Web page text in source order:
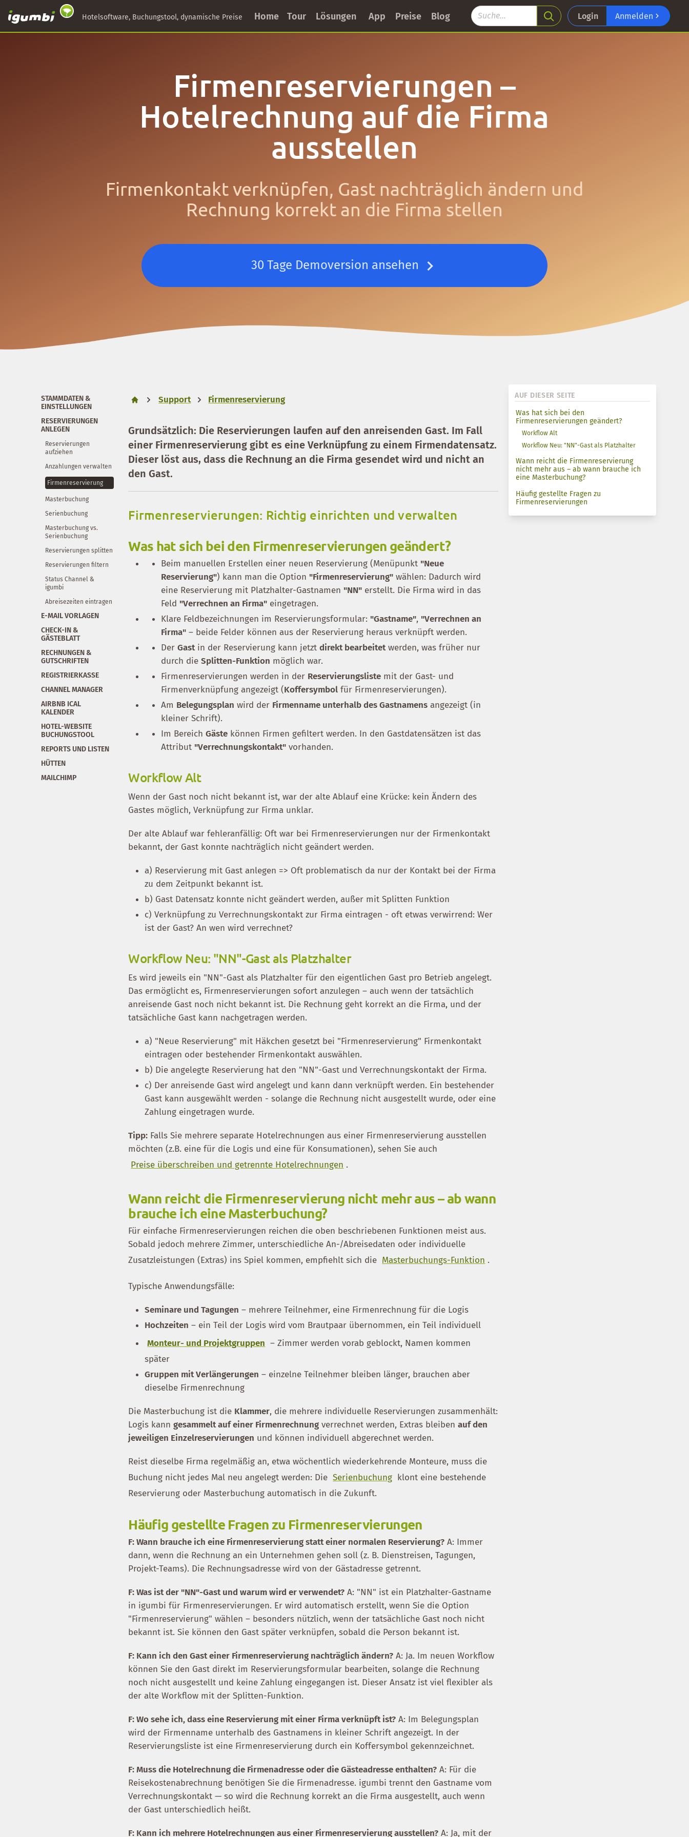
Hotelsoftware, Buchungstool, dynamische Preise Home Tour Lösungen App Preise Blog Login Anmelden
Firmenreservierungen –
Hotelrechnung auf die Firma
ausstellen
Firmenkontakt verknüpfen, Gast nachträglich ändern und
Rechnung korrekt an die Firma stellen
30 Tage Demoversion ansehen
AUF DIESER SEITE
Was hat sich bei den
Firmenreservierungen geändert?
Workflow Alt
Workflow Neu: "NN"-Gast als Platzhalter
Wann reicht die Firmenreservierung
nicht mehr aus – ab wann brauche ich
eine Masterbuchung?
Häufig gestellte Fragen zu
Firmenreservierungen
STAMMDATEN &
EINSTELLUNGEN
RESERVIERUNGEN
ANLEGEN
Reservierungen
aufziehen
Anzahlungen verwalten
Firmenreservierung
Masterbuchung
Serienbuchung
Masterbuchung vs.
Serienbuchung
Reservierungen splitten
Reservierungen filtern
Status Channel &
igumbi
Abreisezeiten eintragen
E-MAIL VORLAGEN
CHECK-IN &
GÄSTEBLATT
RECHNUNGEN &
GUTSCHRIFTEN
REGISTRIERKASSE
CHANNEL MANAGER
AIRBNB ICAL
KALENDER
HOTEL-WEBSITE
BUCHUNGSTOOL
REPORTS UND LISTEN
HÜTTEN
MAILCHIMP
Support Firmenreservierung
Grundsätzlich: Die Reservierungen laufen auf den anreisenden Gast. Im Fall
einer Firmenreservierung gibt es eine Verknüpfung zu einem Firmendatensatz.
Dieser löst aus, dass die Rechnung an die Firma gesendet wird und nicht an
den Gast.
Firmenreservierungen: Richtig einrichten und verwalten
Was hat sich bei den Firmenreservierungen geändert?
Beim manuellen Erstellen einer neuen Reservierung (Menüpunkt "Neue
Reservierung") kann man die Option "Firmenreservierung" wählen: Dadurch wird
eine Reservierung mit Platzhalter-Gastnamen "NN" erstellt. Die Firma wird in das
Feld "Verrechnen an Firma" eingetragen.
Klare Feldbezeichnungen im Reservierungsformular: "Gastname", "Verrechnen an
Firma" – beide Felder können aus der Reservierung heraus verknüpft werden.
DerGastin der Reservierung kann jetztdirekt bearbeitetwerden, was früher nur
durch dieSplitten-Funktion möglich war.
Firmenreservierungen werden in der Reservierungsliste mit der Gast- und
Firmenverknüpfung angezeigt (Koffersymbol für Firmenreservierungen).
Am Belegungsplan wird der Firmenname unterhalb des Gastnamens angezeigt (in
kleiner Schrift).
Im BereichGäste können Firmen gefiltert werden. In den Gastdatensätzen ist das
Attribut "Verrechnungskontakt" vorhanden.
Workflow Alt
Wenn der Gast noch nicht bekannt ist, war der alte Ablauf eine Krücke: kein Ändern des
Gastes möglich, Verknüpfung zur Firma unklar.
Der alte Ablauf war fehleranfällig: Oft war bei Firmenreservierungen nur der Firmenkontakt
bekannt, der Gast konnte nachträglich nicht geändert werden.
a) Reservierung mit Gast anlegen => Oft problematisch da nur der Kontakt bei der Firma
zu dem Zeitpunkt bekannt ist.
b) Gast Datensatz konnte nicht geändert werden, außer mit Splitten Funktion
c) Verknüpfung zu Verrechnungskontakt zur Firma eintragen - oft etwas verwirrend: Wer
ist der Gast? An wen wird verrechnet?
Workflow Neu: "NN"-Gast als Platzhalter
Es wird jeweils ein "NN"-Gast als Platzhalter für den eigentlichen Gast pro Betrieb angelegt.
Das ermöglicht es, Firmenreservierungen sofort anzulegen – auch wenn der tatsächlich
anreisende Gast noch nicht bekannt ist. Die Rechnung geht korrekt an die Firma, und der
tatsächliche Gast kann nachgetragen werden.
a) "Neue Reservierung" mit Häkchen gesetzt bei "Firmenreservierung" Firmenkontakt
eintragen oder bestehender Firmenkontakt auswählen.
b) Die angelegte Reservierung hat den "NN"-Gast und Verrechnungskontakt der Firma.
c) Der anreisende Gast wird angelegt und kann dann verknüpft werden. Ein bestehender
Gast kann ausgewählt werden - solange die Rechnung nicht ausgestellt wurde, oder eine
Zahlung eingetragen wurde.
Tipp: Falls Sie mehrere separate Hotelrechnungen aus einer Firmenreservierung ausstellen
möchten (z.B. eine für die Logis und eine für Konsumationen), sehen Sie auch
Preise überschreiben und getrennte Hotelrechnungen .
Wann reicht die Firmenreservierung nicht mehr aus – ab wann
brauche ich eine Masterbuchung?
Für einfache Firmenreservierungen reichen die oben beschriebenen Funktionen meist aus.
Sobald jedoch mehrere Zimmer, unterschiedliche An-/Abreisedaten oder individuelle
Zusatzleistungen (Extras) ins Spiel kommen, empfiehlt sich die Masterbuchungs-Funktion .
Typische Anwendungsfälle:
Seminare und Tagungen – mehrere Teilnehmer, eine Firmenrechnung für die Logis
Hochzeiten – ein Teil der Logis wird vom Brautpaar übernommen, ein Teil individuell
Monteur- und Projektgruppen – Zimmer werden vorab geblockt, Namen kommen
später
Gruppen mit Verlängerungen – einzelne Teilnehmer bleiben länger, brauchen aber
dieselbe Firmenrechnung
Die Masterbuchung ist die Klammer, die mehrere individuelle Reservierungen zusammenhält:
Logis kanngesammelt auf einer Firmenrechnung verrechnet werden, Extras bleibenauf den
jeweiligen Einzelreservierungen und können individuell abgerechnet werden.
Reist dieselbe Firma regelmäßig an, etwa wöchentlich wiederkehrende Monteure, muss die
Buchung nicht jedes Mal neu angelegt werden: Die Serienbuchung klont eine bestehende
Reservierung oder Masterbuchung automatisch in die Zukunft.
Häufig gestellte Fragen zu Firmenreservierungen
F: Wann brauche ich eine Firmenreservierung statt einer normalen Reservierung? A: Immer
dann, wenn die Rechnung an ein Unternehmen gehen soll (z. B. Dienstreisen, Tagungen,
Projekt-Teams). Die Rechnungsadresse wird von der Gästadresse getrennt.
F: Was ist der "NN"-Gast und warum wird er verwendet? A: "NN" ist ein Platzhalter-Gastname
in igumbi für Firmenreservierungen. Er wird automatisch erstellt, wenn Sie die Option
"Firmenreservierung" wählen – besonders nützlich, wenn der tatsächliche Gast noch nicht
bekannt ist. Sie können den Gast später verknüpfen, sobald die Person bekannt ist.
F: Kann ich den Gast einer Firmenreservierung nachträglich ändern? A: Ja. Im neuen Workflow
können Sie den Gast direkt im Reservierungsformular bearbeiten, solange die Rechnung
noch nicht ausgestellt und keine Zahlung eingegangen ist. Dieser Ansatz ist viel flexibler als
der alte Workflow mit der Splitten-Funktion.
F: Wo sehe ich, dass eine Reservierung mit einer Firma verknüpft ist? A: Im Belegungsplan
wird der Firmenname unterhalb des Gastnamens in kleiner Schrift angezeigt. In der
Reservierungsliste ist eine Firmenreservierung durch ein Koffersymbol gekennzeichnet.
F: Muss die Hotelrechnung die Firmenadresse oder die Gästeadresse enthalten? A: Für die
Reisekostenabrechnung benötigen Sie die Firmenadresse. igumbi trennt den Gastname vom
Verrechnungskontakt — so wird die Rechnung korrekt an die Firma ausgestellt, auch wenn
der Gast unterschiedlich heißt.
F: Kann ich mehrere Hotelrechnungen aus einer Firmenreservierung ausstellen? A: Ja, mit der